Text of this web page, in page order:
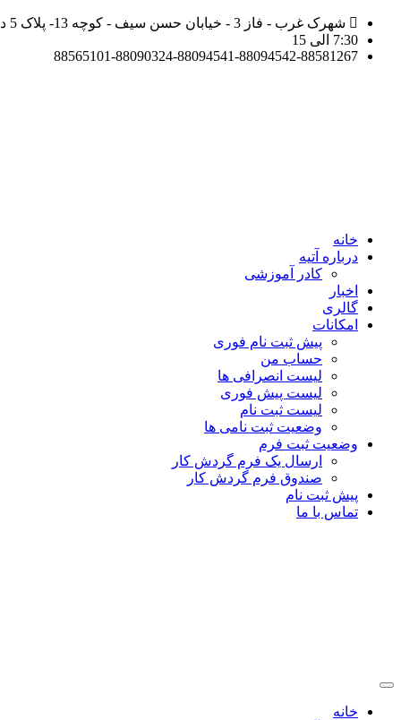
شهرک غرب - فاز 3 - خیابان حسن سیف - کوچه 13- پلاک 5 دبیرستان رهنما آتیه
7:30 الی 15
88565101-88090324-88094541-88094542-88581267
خانه
درباره آتیه
کادر آموزشی
اخبار
گالری
امکانات
پیش ثبت نام فوری
حساب من
لیست انصرافی ها
لیست پیش فوری
لیست ثبت نام
وضعیت ثبت نامی ها
وضعیت ثبت فرم
ارسال یک فرم گردش کار
صندوق فرم گردش کار
پیش ثبت نام
تماس با ما
خانه